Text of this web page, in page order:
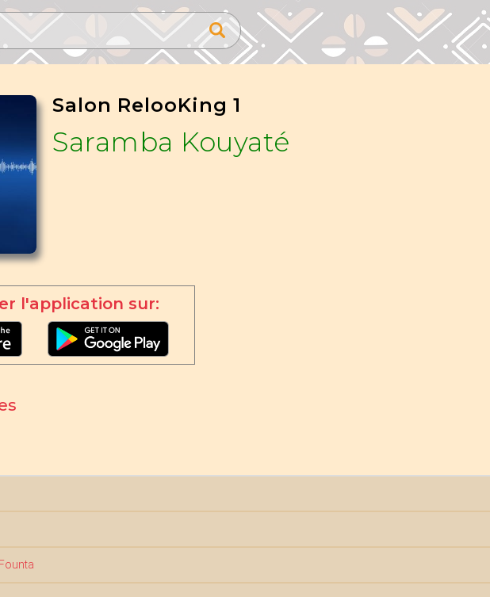
Salon RelooKing 1
Saramba Kouyaté
l'application sur: